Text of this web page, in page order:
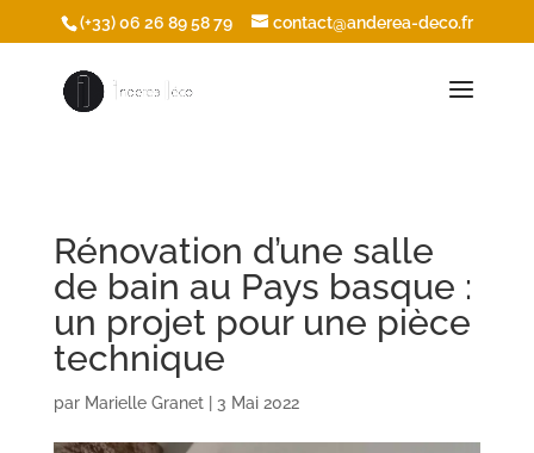
/* Ouvrir les icônes du footer dans une nouvelle fenêtre */
(+33) 06 26 89 58 79 contact@anderea-deco.fr
Rénovation d’une salle
de bain au Pays basque :
un projet pour une pièce
technique
par Marielle Granet| 3 Mai 2022